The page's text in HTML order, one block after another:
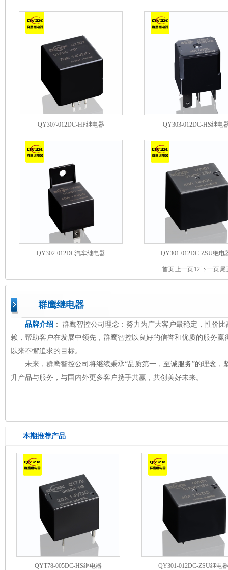
QY307-012DC-HP继电器 QY303-012DC-HS继电
QY302-012DC汽车继电器 QY301-012DC-ZSU继电
首页上一页12下一页尾
群鹰继电器
品牌介绍 ： 群鹰智控公司理念：努力为广大客户最稳定，性价
赖，帮助客户在发展中领先，群鹰智控以良好的信誉和优质的服务
以来不懈追求的目标。
未来，群鹰智控公司将继续秉承“品质第一，至诚服务”的理念
升产品与服务，与国内外更多客户携手共赢，共创美好未来。
本期推荐产品
QYT78-005DC-HS继电器 QY301-012DC-ZSU继电器